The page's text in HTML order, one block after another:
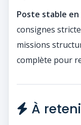
Poste stable en
consignes
missions
complète pour
À